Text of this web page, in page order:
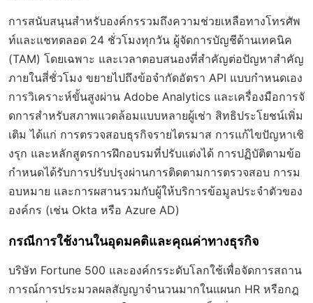
การสนับสนุนสำหรับองค์กรรวมถึงความช่วยเหลือทางโทรศัพ
ท์และแชทตลอด 24 ชั่วโมงทุกวัน ผู้จัดการบัญชีด้านเทคนิค
(TAM) โดยเฉพาะ และเวลาตอบสนองที่สำคัญต่อปัญหาสำคัญ
ภายในสี่ชั่วโมง ขยายไปถึงข้อจำกัดอัตรา API แบบกำหนดเอง
การวิเคราะห์ขั้นสูงผ่าน Adobe Analytics และเครื่องมือการจั
ดการสำหรับสภาพแวดล้อมแบบหลายผู้เช่า สิทธิประโยชน์เพิ่ม
เติม ได้แก่ การตรวจสอบธุรกิจรายไตรมาส การแก้ไขปัญหาเชิ
งรุก และหลักสูตรการฝึกอบรมที่ปรับแต่งได้ การปฏิบัติตามข้อ
กำหนดได้รับการปรับปรุงผ่านการติดตามการตรวจสอบ การม
อบหมาย และการผสานรวมกับผู้ให้บริการข้อมูลประจำตัวของ
องค์กร (เช่น Okta หรือ Azure AD)
กรณีการใช้งานในอุดมคติและคุณค่าทางธุรกิจ
บริษัท Fortune 500 และองค์กรระดับโลกใช้เพื่อจัดการสถาน
การณ์การประมวลผลสัญญาจำนวนมากในแผนก HR หรือกฎ